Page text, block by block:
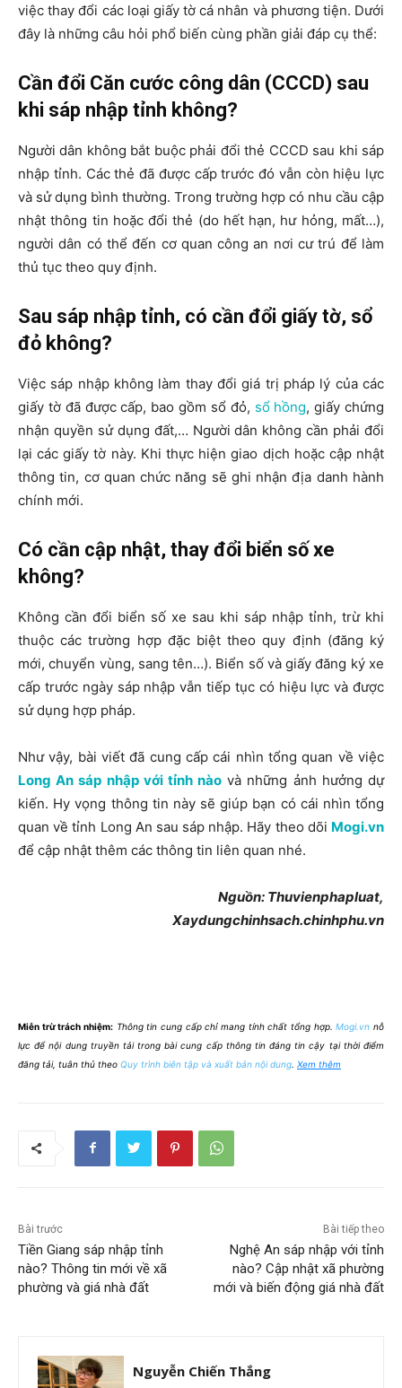
việc thay đổi các loại giấy tờ cá nhân và phương tiện. Dưới
đây là những câu hỏi phổ biến cùng phần giải đáp cụ thể:
Cần đổi Căn cước công dân (CCCD) sau
khi sáp nhập tỉnh không?
Người dân không bắt buộc phải đổi thẻ CCCD sau khi sáp
nhập tỉnh. Các thẻ đã được cấp trước đó vẫn còn hiệu lực
và sử dụng bình thường. Trong trường hợp có nhu cầu cập
nhật thông tin hoặc đổi thẻ (do hết hạn, hư hỏng, mất…),
người dân có thể đến cơ quan công an nơi cư trú để làm
thủ tục theo quy định.
Sau sáp nhập tỉnh, có cần đổi giấy tờ, sổ
đỏ không?
Việc sáp nhập không làm thay đổi giá trị pháp lý của các
giấy tờ đã được cấp, bao gồm sổ đỏ, sổ hồng, giấy chứng
nhận quyền sử dụng đất,… Người dân không cần phải đổi
lại các giấy tờ này. Khi thực hiện giao dịch hoặc cập nhật
thông tin, cơ quan chức năng sẽ ghi nhận địa danh hành
chính mới.
Có cần cập nhật, thay đổi biển số xe
không?
Không cần đổi biển số xe sau khi sáp nhập tỉnh, trừ khi
thuộc các trường hợp đặc biệt theo quy định (đăng ký
mới, chuyển vùng, sang tên…). Biển số và giấy đăng ký xe
cấp trước ngày sáp nhập vẫn tiếp tục có hiệu lực và được
sử dụng hợp pháp.
Như vậy, bài viết đã cung cấp cái nhìn tổng quan về việc
Long An sáp nhập với tỉnh nào và những ảnh hưởng dự
kiến. Hy vọng thông tin này sẽ giúp bạn có cái nhìn tổng
quan về tỉnh Long An sau sáp nhập. Hãy theo dõi Mogi.vn
để cập nhật thêm các thông tin liên quan nhé.
Nguồn: Thuvienphapluat,
Xaydungchinhsach.chinhphu.vn
Miễn trừ trách nhiệm: Thông tin cung cấp chỉ mang tính chất tổng hợp.Mogi.vn nỗ
lực để nội dung truyền tải trong bài cung cấp thông tin đáng tin cậy tại thời điểm
đăng tải, tuân thủ theo Quy trình biên tập và xuất bản nội dung Xem thêm
Bài trước
Tiền Giang sáp nhập tỉnh
nào? Thông tin mới về xã
phường và giá nhà đất
Bài tiếp theo
Nghệ An sáp nhập với tỉnh
nào? Cập nhật xã phường
mới và biến động giá nhà đất
Nguyễn Chiến Thắng